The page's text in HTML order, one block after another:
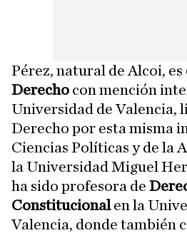
Pérez, natural de Alcoi, es
Derecho con mención
Universidad de Valencia,
Derecho por esta misma
Ciencias Políticas y de la
la Universidad Miguel
ha sido profesora de
Constitucionalen la
Valencia, donde también